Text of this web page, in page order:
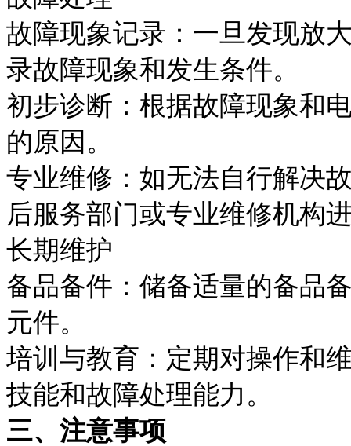
故障现象记录：一旦发现放
录故障现象和发生条件。
初步诊断：根据故障现象和
的原因。
专业维修：如无法自行解决
后服务部门或专业维修机构
长期维护
备品备件：储备适量的备品
元件。
培训与教育：定期对操作和
技能和故障处理能力。
三、注意事项